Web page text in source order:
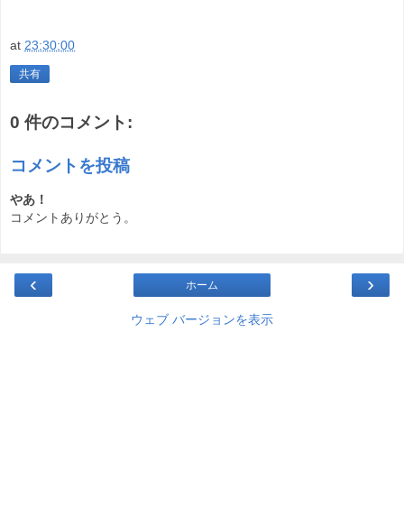
at 23:30:00
共有
0 件のコメント:
コメントを投稿
やあ！
コメントありがとう。
‹ ›
ホーム
ウェブ バージョンを表示